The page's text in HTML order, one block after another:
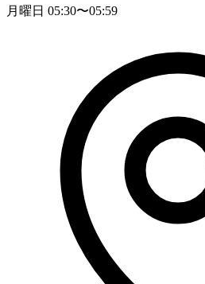
月曜日 05:30〜05:59